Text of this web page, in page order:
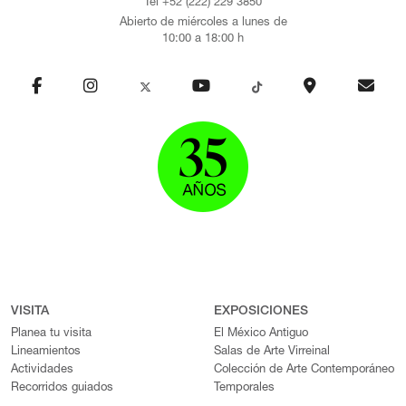
Tel +52 (222) 229 3850
Abierto de miércoles a lunes de
10:00 a 18:00 h
VISITA
Planea tu visita
Lineamientos
Actividades
Recorridos guiados
EXPOSICIONES
El México Antiguo
Salas de Arte Virreinal
Colección de Arte Contemporáneo
Temporales